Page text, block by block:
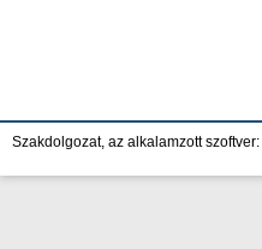
Szakdolgozat, az alkalamzott szoftver: